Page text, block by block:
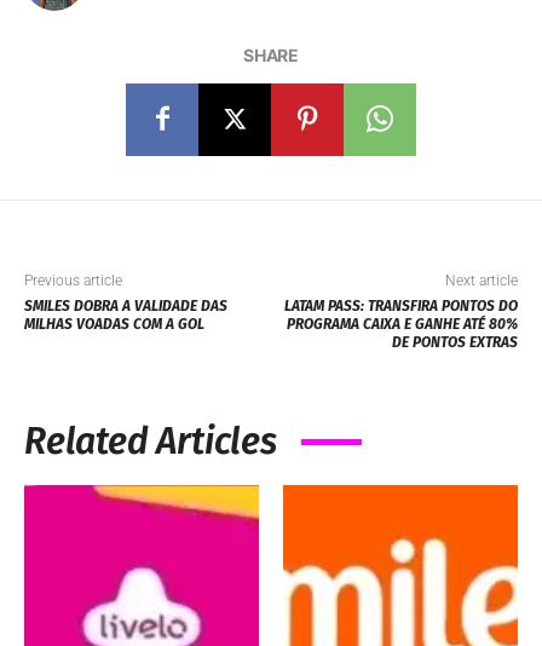
SHARE
Previous article
SMILES DOBRA A VALIDADE DAS
MILHAS VOADAS COM A GOL
Next article
LATAM PASS: TRANSFIRA PONTOS DO
PROGRAMA CAIXA E GANHE ATÉ 80%
DE PONTOS EXTRAS
Related Articles